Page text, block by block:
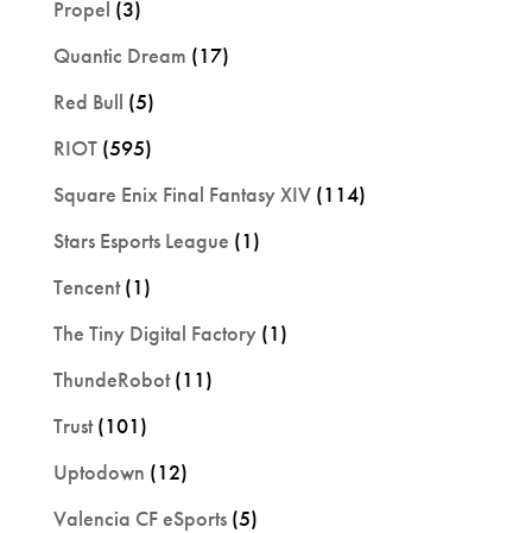
Propel (3)
Quantic Dream (17)
Red Bull (5)
RIOT(595)
Square Enix Final Fantasy XIV(114)
Stars Esports League (1)
Tencent(1)
The Tiny Digital Factory(1)
ThundeRobot(11)
Trust(101)
Uptodown (12)
Valencia CF eSports(5)